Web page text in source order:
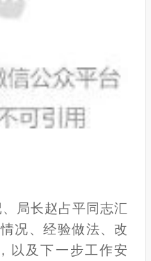
局长赵占平同志汇
况、经验做法、改
以及下一步工作安